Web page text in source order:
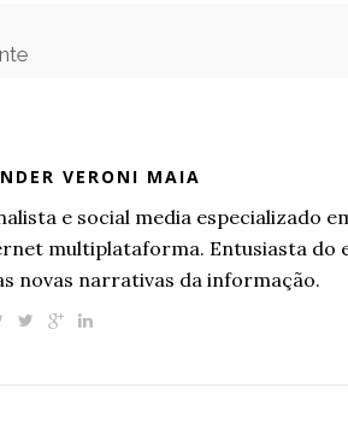
VERONI MAIA
e social media especializado
multiplataforma. Entusiasta do
novas narrativas da informação.